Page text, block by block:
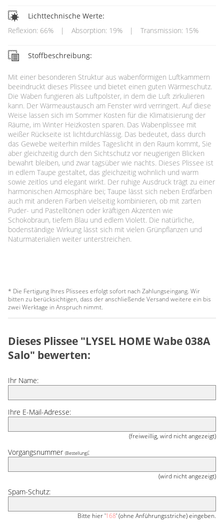
Lichttechnische Werte:
Reflexion: 66%
| Absorption: 19% | Transmission: 15%
Stoffbeschreibung:
Mit einer besonderen Struktur aus wabenförmigen Luftkammern
beeindruckt dieses Plissee und bietet einen guten Wärmeschutz.
Die Waben fungieren als Luftpolster, in dem die Luft zirkulieren
kann. Der Wärmeaustausch am Fenster wird verringert. Auf diese
Weise lassen sich im Sommer Kosten für die Klimatisierung der
Räume, im Winter Heizkosten sparen. Das Wabenplissee mit
weißer Rückseite ist lichtdurchlässig. Das bedeutet, dass durch
das Gewebe weiterhin mildes Tageslicht in den Raum kommt, Sie
aber gleichzeitig durch den Sichtschutz vor neugierigen Blicken
bewahrt bleiben, und zwar tagsüber wie nachts. Dieses Plissee ist
in edlem Taupe gestaltet, das gleichzeitig wohnlich und warm
sowie zeitlos und elegant wirkt. Der ruhige Ausdruck trägt zu einer
harmonischen Atmosphäre bei; Taupe lässt sich neben Erdfarben
auch mit anderen Farben vielseitig kombinieren, ob mit zarten
Puder- und Pastelltönen oder kräftigen Akzenten wie
Schokobraun, tiefem Blau und edlem Violett. Die natürliche,
bodenständige Wirkung lässt sich mit vielen Grünpflanzen und
Naturmaterialien weiter unterstreichen.
* Die Fertigung Ihres Plissees erfolgt sofort nach Zahlungseingang. Wir
bitten zu berücksichtigen, dass der anschließende Versand weitere ein bis
zwei Werktage in Anspruch nimmt.
Dieses Plissee "LYSEL HOME Wabe 038A
Salo" bewerten:
Ihr Name:
Ihre E-Mail-Adresse:
(freiweillig, wird nicht angezeigt)
Vorgangsnummer (Bestellung):
(wird nicht angezeigt)
Spam-Schutz:
Bitte hier '168' (ohne Anführungsstriche) eingeben.